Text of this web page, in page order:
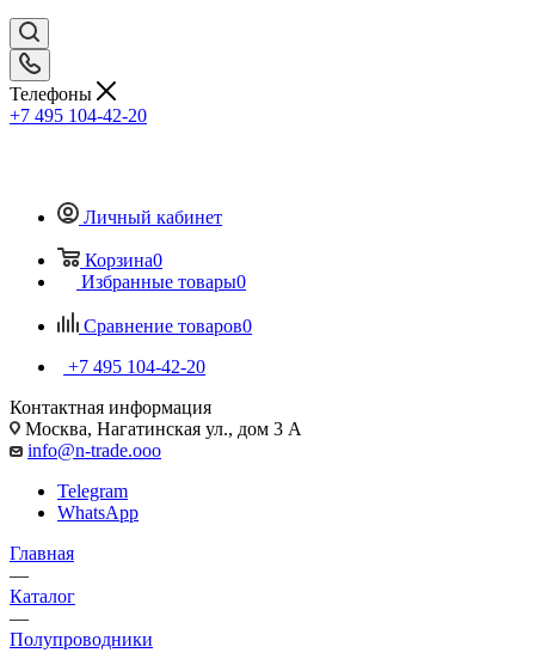
Телефоны
+7 495 104-42-20
Личный кабинет
Корзина0
Избранные товары0
Сравнение товаров0
+7 495 104-42-20
Контактная информация
Москва, Нагатинская ул., дом 3 А
info@n-trade.ooo
Telegram
WhatsApp
Главная
—
Каталог
—
Полупроводники